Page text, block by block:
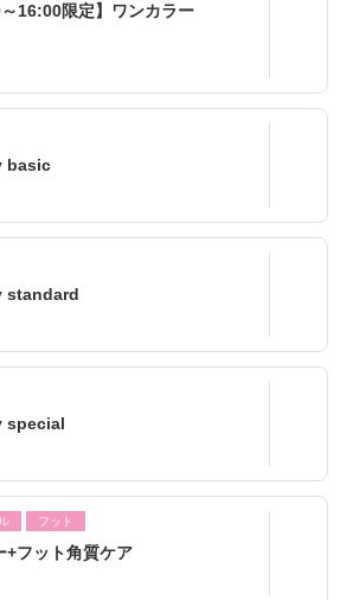
16:00限定】ワンカラー
basic
standard
special
フット
+フット角質ケア